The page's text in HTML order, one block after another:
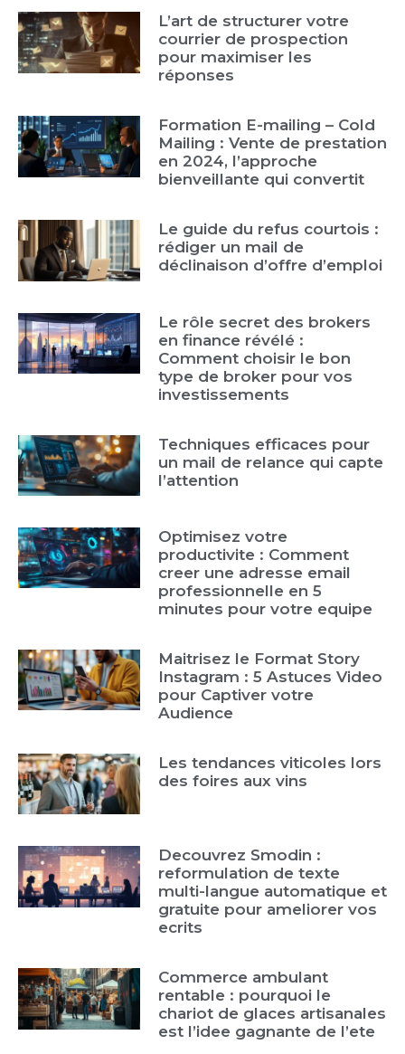
L’art de structurer votre
courrier de prospection
pour maximiser les
réponses
Formation E-mailing – Cold
Mailing : Vente de prestation
en 2024, l’approche
bienveillante qui convertit
Le guide du refus courtois :
rédiger un mail de
déclinaison d’offre d’emploi
Le rôle secret des brokers
en finance révélé :
Comment choisir le bon
type de broker pour vos
investissements
Techniques efficaces pour
un mail de relance qui capte
l’attention
Optimisez votre
productivite : Comment
creer une adresse email
professionnelle en 5
minutes pour votre equipe
Maitrisez le Format Story
Instagram : 5 Astuces Video
pour Captiver votre
Audience
Les tendances viticoles lors
des foires aux vins
Decouvrez Smodin :
reformulation de texte
multi-langue automatique et
gratuite pour ameliorer vos
ecrits
Commerce ambulant
rentable : pourquoi le
chariot de glaces artisanales
est l’idee gagnante de l’ete